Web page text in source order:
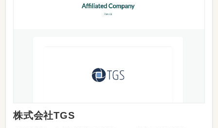
株式会社TGS